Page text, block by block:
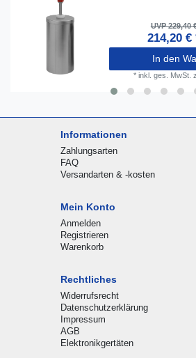
UVP 229,40
214,20 €
In den
* inkl. ges. MwSt.
Informationen
Zahlungsarten
FAQ
Versandarten & -kosten
Mein Konto
Anmelden
Registrieren
Warenkorb
Rechtliches
Widerrufsrecht
Datenschutzerklärung
Impressum
AGB
Elektronikgertäten